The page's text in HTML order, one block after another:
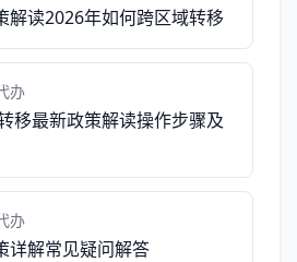
解读2026年如何跨区域转移
办
移最新政策解读操作步骤及
办
详解常见疑问解答